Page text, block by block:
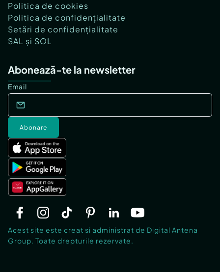
Politica de cookies
Politica de confidențialitate
Setări de confidențialitate
SAL și SOL
Abonează-te la newsletter
Email
Abonare
Acest site este creat si administrat de Digital Antena
Group. Toate drepturile rezervate.